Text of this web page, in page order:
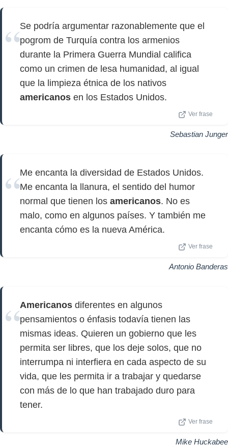
Se podría argumentar razonablemente que el
pogrom de Turquía contra los armenios
durante la Primera Guerra Mundial califica
como un crimen de lesa humanidad, al igual
que la limpieza étnica de los nativos
americanos en los Estados Unidos.
Ver frase
Sebastian Junger
Me encanta la diversidad de Estados Unidos.
Me encanta la llanura, el sentido del humor
normal que tienen los americanos. No es
malo, como en algunos países. Y también me
encanta cómo es la nueva América.
Ver frase
Antonio Banderas
Americanos diferentes en algunos
pensamientos o énfasis todavía tienen las
mismas ideas. Quieren un gobierno que les
permita ser libres, que los deje solos, que no
interrumpa ni interfiera en cada aspecto de su
vida, que les permita ir a trabajar y quedarse
con más de lo que han trabajado duro para
tener.
Ver frase
Mike Huckabee